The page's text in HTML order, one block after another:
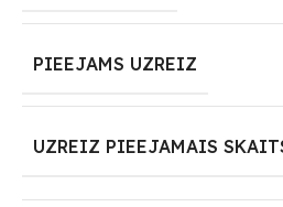
PIEEJAMS UZREIZ
UZREIZ PIEEJAMAIS